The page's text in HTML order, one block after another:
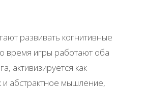
развивать когнитивные
время игры работают оба
активизируется как
и абстрактное мышление,